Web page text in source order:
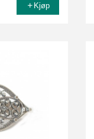
Kjøp